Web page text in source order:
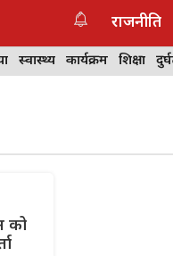
राजनीति
स्वास्थ्य कार्यक्रम शिक्षा
को